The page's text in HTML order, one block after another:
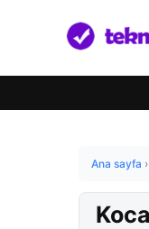
Ana sayfa ›